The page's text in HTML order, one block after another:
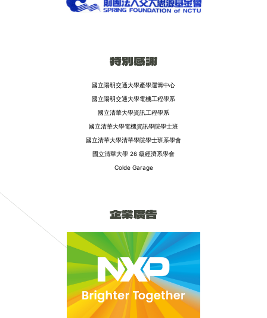
特別感謝
國立陽明交通大學產學運籌中心
國立陽明交通大學電機工程學系
國立清華大學資訊工程學系
國立清華大學電機資訊學院學士班
國立清華大學清華學院學士班系學會
國立清華大學 26 級經濟系學會
Colde Garage
企業廣告